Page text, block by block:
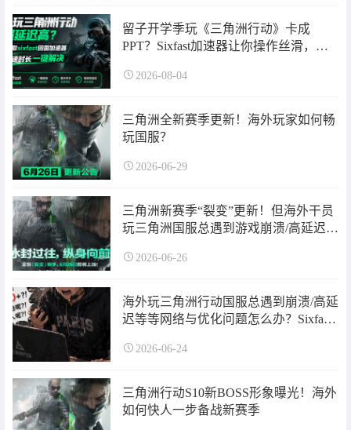
留子开学季玩《三角洲行动》卡成
PPT？Sixfast加速器让你操作丝滑，告
长啦~
2026-08-04
三角洲全新赛季更新！海外玩家如何畅
玩国服？
2026-06-29
三角洲新赛季“裂变”更新！但海外干员
玩三角洲国服总遇到游戏崩溃/高延迟等
2026-06-26
海外玩三角洲行动国服总遇到崩溃/高延
迟等等网络与优化问题怎么办？Sixfast
2026-06-24
三角洲行动S10新BOSS形象曝光！海外
如何快人一步备战新赛季